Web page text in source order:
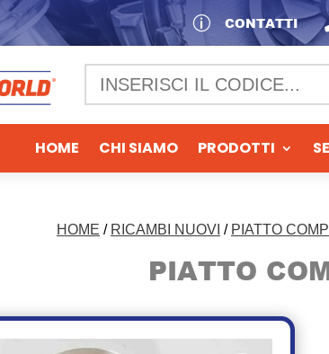
p CONTATTI
HOME CHI SIAMO PRODOTTI
HOME / RICAMBI NUOVI / PIATTO
PIATTO